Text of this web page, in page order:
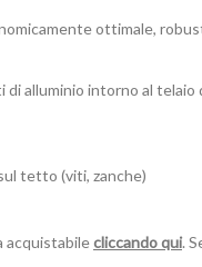
ottimale,
di alluminio intorno al
tetto (viti, zanche)
acquistabilecliccando qui.